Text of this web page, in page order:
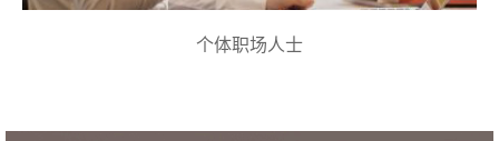
个体职场人士